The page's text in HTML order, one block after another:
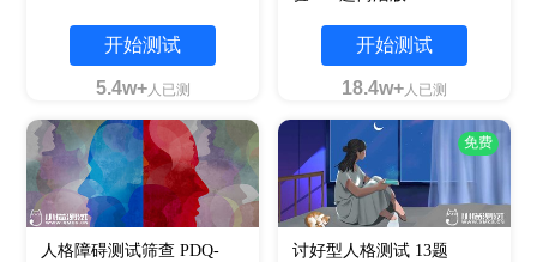
开始测试
5.4w+人已测
开始测试
18.4w+人已测
人格障碍测试筛查 PDQ-
免费
讨好型人格测试 13题